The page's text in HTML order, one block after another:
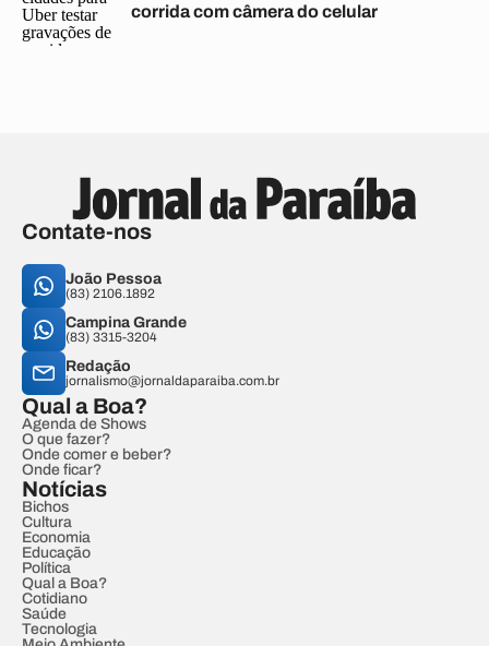
corrida com câmera do celular
Contate-nos
João Pessoa
(83) 2106.1892
Campina Grande
(83) 3315-3204
Redação
jornalismo@jornaldaparaiba.com.br
Qual a Boa?
Agenda de Shows
O que fazer?
Onde comer e beber?
Onde ficar?
Notícias
Bichos
Cultura
Economia
Educação
Política
Qual a Boa?
Cotidiano
Saúde
Tecnologia